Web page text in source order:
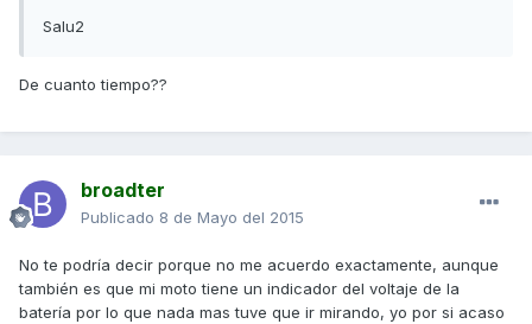
Salu2
De cuanto tiempo??
broadter
Publicado 8 de Mayo del 2015
No te podría decir porque no me acuerdo exactamente, aunque
también es que mi moto tiene un indicador del voltaje de la
batería por lo que nada mas tuve que ir mirando, yo por si acaso